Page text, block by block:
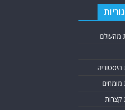
מהעולם
היסטוריה
מומחים
קצרות